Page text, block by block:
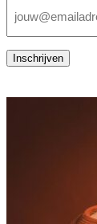
mailadres
Inschrijven